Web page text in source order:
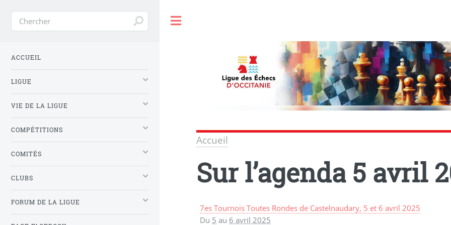
Accueil
Sur l’agenda 5 avril
7es Tournois Toutes Rondes de Castelnaudary, 5 et 6 avril 2025
Du 5 au 6 avril 2025
ACCUEIL
LIGUE
VIE DE LA LIGUE
COMPÉTITIONS
COMITÉS
CLUBS
FORUM DE LA LIGUE